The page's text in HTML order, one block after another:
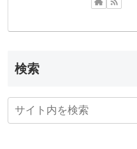
検索